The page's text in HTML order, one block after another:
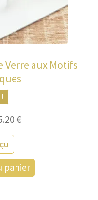
Verre aux Motifs
:
€.
€Le
est :
25.20 €.
panier